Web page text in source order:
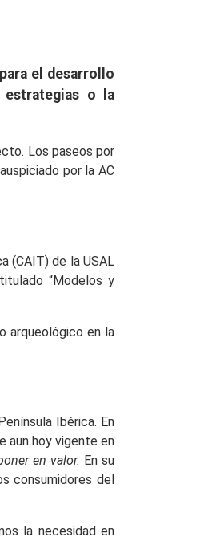
el desarrollo
estrategias o la
Los paseos por
por la AC
(CAIT) de la USAL
“Modelos y
arqueológico en la
Ibérica. En
aun hoy vigente en
en valor. En su
consumidores del
la necesidad en